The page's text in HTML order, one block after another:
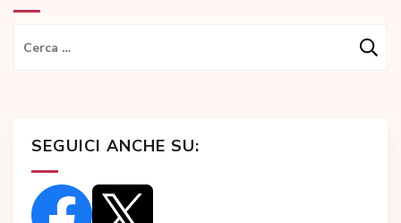
Ricerca
SEGUICI ANCHE SU: